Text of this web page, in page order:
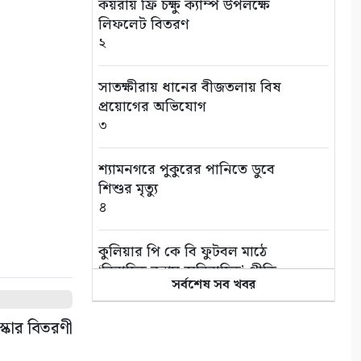
বিতরণী
কয়রায় ফ্রি চক্ষু ক্যাম্প উপলক্ষে
লিফলেট বিতরণ
২
সাতক্ষীরায় ধানের বীজতলায় বিষ
প্রয়োগের অভিযোগ
৩
শ্যামনগরে পুকুরের পানিতে ডুবে
শিশুর মৃত্যু
৪
কুলিয়ার পি কে বি ফুটবল মাঠে
‘বিবাহিত বনাম অবিবাহিত’ প্রীতি
৫
সর্বশেষ সব খবর